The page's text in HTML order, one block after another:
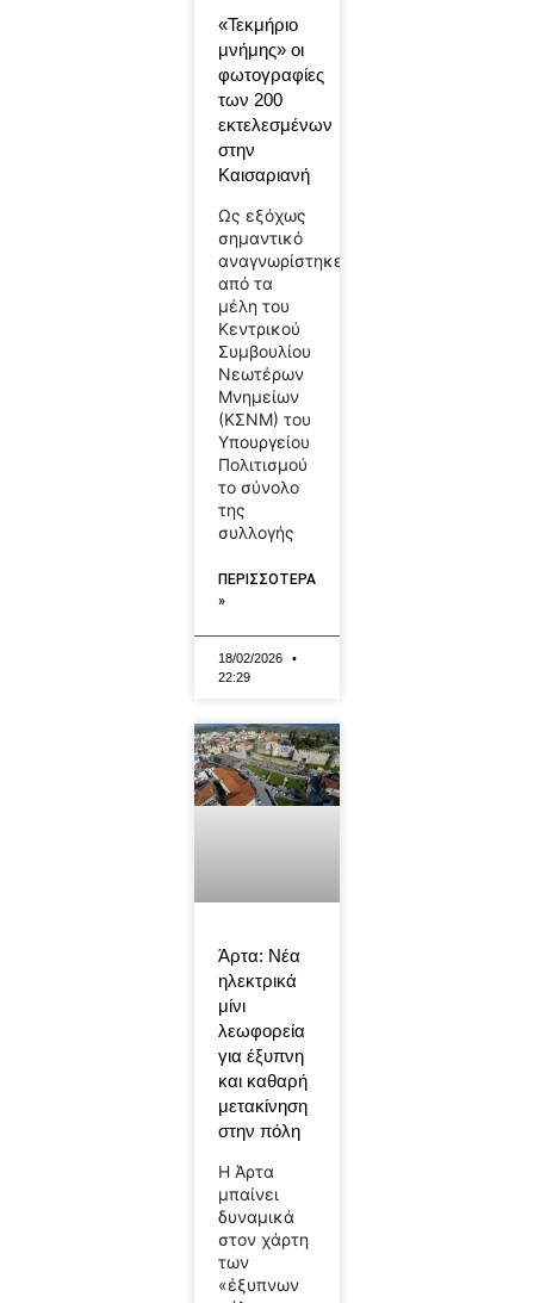
«Τεκμήριο
μνήμης» οι
φωτογραφίες
των 200
εκτελεσμένων
στην
Καισαριανή
Ως εξόχως
σημαντικό
αναγνωρίστηκε
από τα
μέλη του
Κεντρικού
Συμβουλίου
Νεωτέρων
Μνημείων
(ΚΣΝΜ) του
Υπουργείου
Πολιτισμού
το σύνολο
της
συλλογής
ΠΕΡΙΣΣΟΤΕΡΑ
»
18/02/2026
22:29
Άρτα: Νέα
ηλεκτρικά
μίνι
λεωφορεία
για έξυπνη
και καθαρή
μετακίνηση
στην πόλη
Η Άρτα
μπαίνει
δυναμικά
στον χάρτη
των
«έξυπνων